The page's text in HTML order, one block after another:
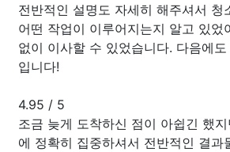
전반적인 설명도 자세히 해주셔서 청
어떤 작업이 이루어지는지 알고 있었
없이 이사할 수 있었습니다. 다음에
입니다!
4.95 / 5
조금 늦게 도착하신 점이 아쉽긴 했
에 정확히 집중하셔서 전반적인 결과